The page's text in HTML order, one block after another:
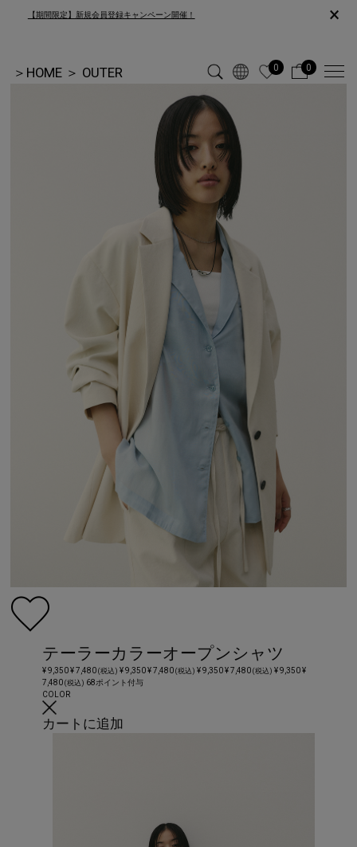
【期間限定】新規会員登録キャンペーン開催！ ×
＞ HOME ＞ OUTER 0 0
テーラーカラーオープンシャツ
¥ 9,350¥ 7,480(税込) ¥ 9,350¥ 7,480(税込) ¥ 9,350¥ 7,480 (税込) ¥ 9,350¥
7,480(税込) 68ポイント付与
COLOR
カートに追加